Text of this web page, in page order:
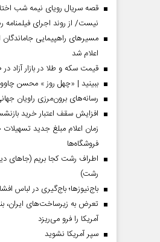
قصه سریال رویای نیمه شب
نیست/ از روند اجرای فیلمنامه
مسیر‌های راهپیمایی جاماندگان
اعلام شد
قیمت سکه و طلا در بازار آزاد در ۱۰ مرداد ۱۴۰۵
ببینید | «چهل روز » محسن
رسانه‌های برون‌مرزی راویان
افزایش سقف اعتبار خرید
زمان اعلام مبلغ جدید تسهیلات
فروشگاه‌ها
اطراف رشت کجا بریم (جاهای
رشت)
باج‌نیوزها؛ باج‌گیری در لباس
تعرض به زیرساخت‌های ایران،
آمریکا را فرو می‌ریزد
سپر آمریکا نشوید
صفحات نخست روزنامه